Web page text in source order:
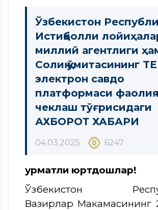
Ўзбекистон
Истиқболли
миллий агентлиги
Солиқ қўмитасининг
электрон савдо
платформаси
чеклаш тўғрисидаги
АХБОРОТ ХАБАРИ
04.03.2025 6247
Ҳурматли юртдошлар!
Ўзбекистон
Вазирлар Маҳкамасининг